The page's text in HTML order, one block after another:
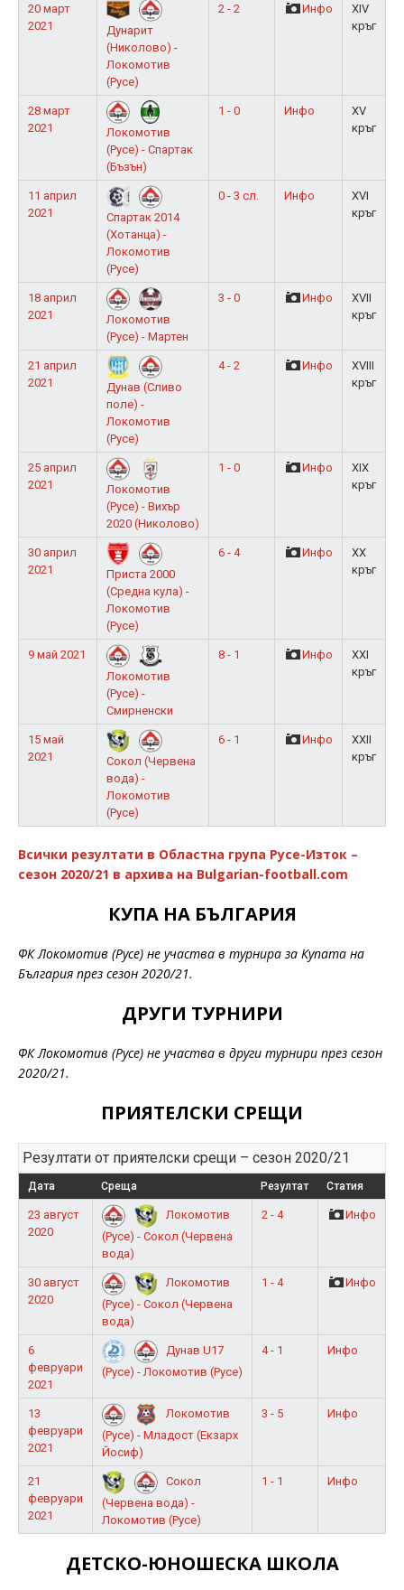
20 март
2021
Дунарит
(Николово) -
Локомотив
(Русе)
2 - 2 Инфо
XIV
кръг
28 март
2021
Локомотив
(Русе) - Спартак
(Бъзън)
1 - 0 Инфо
XV
кръг
11 април
2021
Спартак 2014
(Хотанца) -
Локомотив
(Русе)
0 - 3 сл. Инфо
XVI
кръг
18 април
2021
Локомотив
(Русе) - Мартен
3 - 0 Инфо
XVII
кръг
21 април
2021
Дунав (Сливо
поле) -
Локомотив
(Русе)
4 - 2 Инфо
XVIII
кръг
25 април
2021
Локомотив
(Русе) - Вихър
2020 (Николово)
1 - 0 Инфо
XIX
кръг
30 април
2021
Приста 2000
(Средна кула) -
Локомотив
(Русе)
6 - 4 Инфо
XX
кръг
9 май 2021
Локомотив
(Русе) -
Смирненски
8 - 1 Инфо
XXI
кръг
15 май
2021
Сокол (Червена
вода) -
Локомотив
(Русе)
6 - 1 Инфо
XXII
кръг
Всички резултати в Областна група Русе-Изток –
сезон 2020/21 в архива на Bulgarian-football.com
КУПА НА БЪЛГАРИЯ
ФК Локомотив (Русе) не участва в турнира за Купата на
България през сезон 2020/21.
ДРУГИ ТУРНИРИ
ФК Локомотив (Русе) не участва в други турнири през сезон
2020/21.
ПРИЯТЕЛСКИ СРЕЩИ
Резултати от приятелски срещи – сезон 2020/21
Дата Среща Резултат Статия
23 август
2020
Локомотив
(Русе) - Сокол (Червена
вода)
2 - 4 Инфо
30 август
2020
Локомотив
(Русе) - Сокол (Червена
вода)
1 - 4 Инфо
6
февруари
2021
Дунав U17
(Русе) - Локомотив (Русе)
4 - 1 Инфо
13
февруари
2021
Локомотив
(Русе) - Младост (Екзарх
Йосиф)
3 - 5 Инфо
21
февруари
2021
Сокол
(Червена вода) -
Локомотив (Русе)
1 - 1 Инфо
ДЕТСКО-ЮНОШЕСКА ШКОЛА